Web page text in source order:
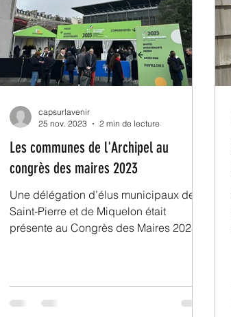
Les communes de l'Archipel au
congrès des maires 2023
Une délégation d’élus municipaux de
Saint-Pierre et de Miquelon était
présente au Congrès des Maires 2023
capsurlavenir
25 nov. 2023
2 min de lecture